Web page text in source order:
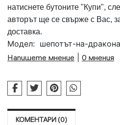
натиснете бутоните "Купи",
авторът ще се свърже с Вас,
доставка.
Модел: шепотът-на-дракона
Напишете мнение
0 мнения
КОМЕНТАРИ (0)